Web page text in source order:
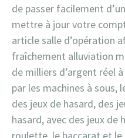
de passer facilement
mettre à jour votre
article salle d’opération
fraîchement alluviation
de milliers d’argent réel
par les machines à sous,
des jeux de hasard, des
hasard, avec des jeux de